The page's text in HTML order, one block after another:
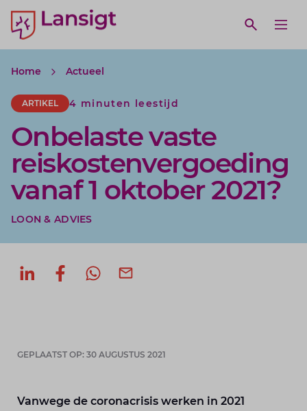
Lansigt Accountants logo
Open
search website
Home Actueel
ARTIKEL 4 minuten leestijd
Onbelaste vaste
reiskostenvergoeding
vanaf 1 oktober 2021?
LOON & ADVIES
Deel op LinkedIn
Deel op Facebook
GEPLAATST OP: 30 AUGUSTUS 2021
Vanwege de coronacrisis werken in 2021